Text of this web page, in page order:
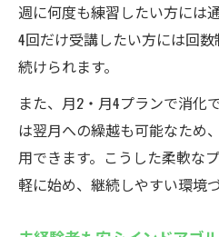
週に何度も練習したい方には
4回だけ受講したい方には回
続けられます。
また、月2・月4プランで消化
は翌月への繰越も可能なため
用できます。こうした柔軟な
軽に始め、継続しやすい環境